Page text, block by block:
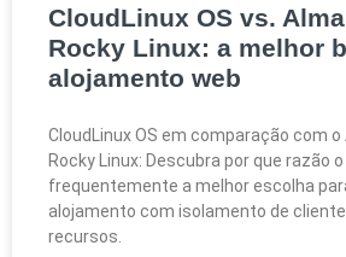
CloudLinux OS vs.
Rocky Linux: a melhor
alojamento web
CloudLinux OS em comparação com o
Rocky Linux: Descubra por que razão o
frequentemente a melhor escolha
alojamento com isolamento de
recursos.